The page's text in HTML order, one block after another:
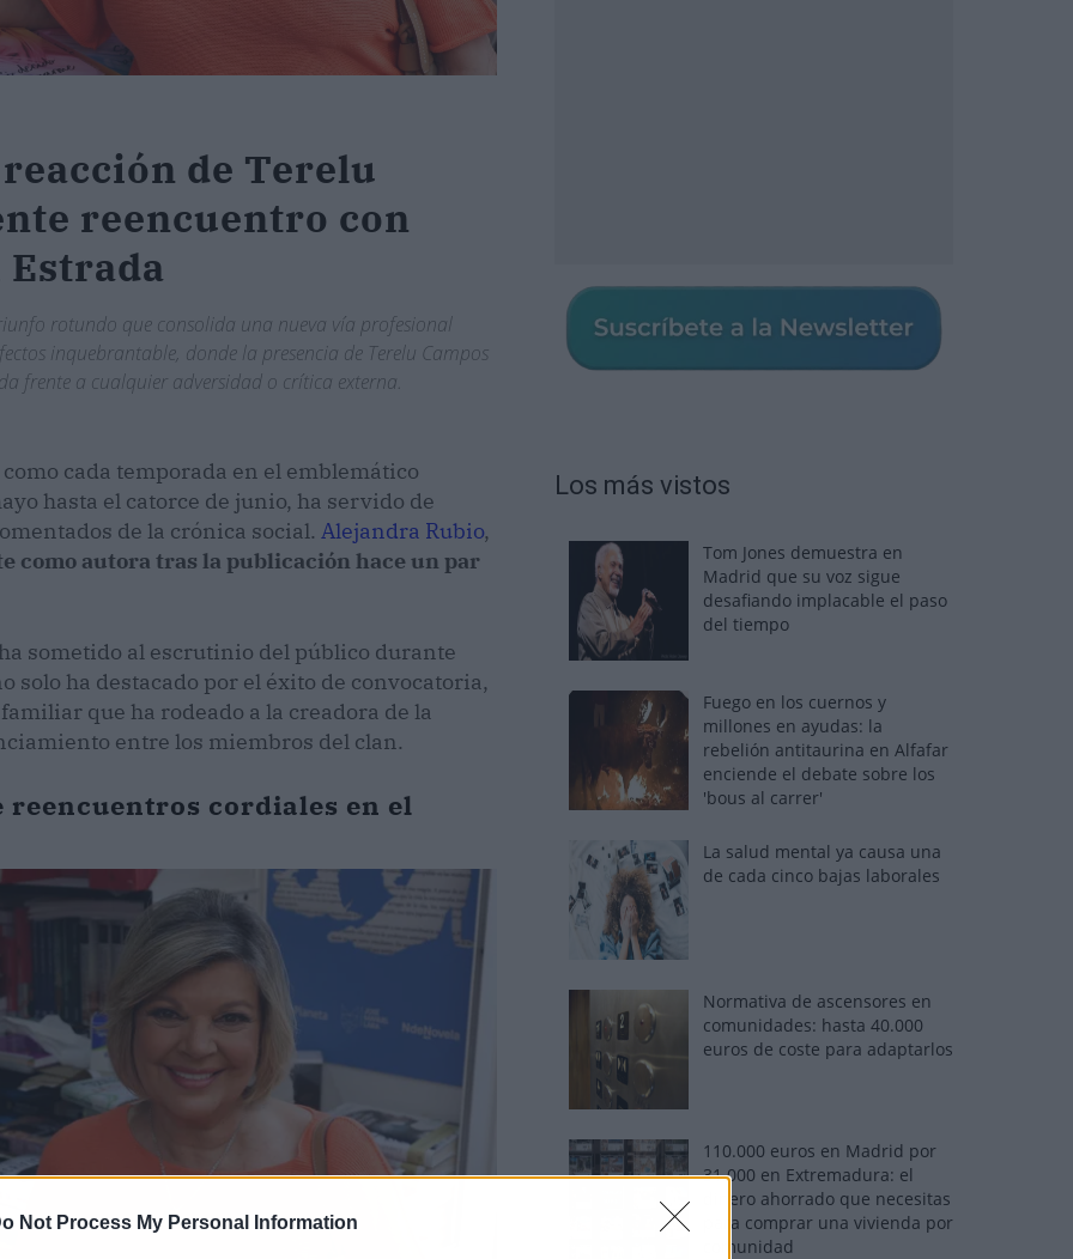
Not Process My Personal Information
de Terelu
reencuentro con
rotundo que consolida una nueva vía profesional
inquebrantable, donde la presencia de Terelu Campos
frente a cualquier adversidad o crítica externa.
cada temporada en el emblemático
hasta el catorce de junio, ha servido de
de la crónica social. Alejandra Rubio,
como autora tras la publicación hace un par
sometido al escrutinio del público durante
solo ha destacado por el éxito de convocatoria,
que ha rodeado a la creadora de la
entre los miembros del clan.
reencuentros cordiales en el
Los más vistos
Tom Jones demuestra en
Madrid que su voz sigue
desafiando implacable el paso
del tiempo
Fuego en los cuernos y
millones en ayudas: la
rebelión antitaurina en Alfafar
enciende el debate sobre los
'bous al carrer'
La salud mental ya causa una
de cada cinco bajas laborales
Normativa de ascensores en
comunidades: hasta 40.000
euros de coste para adaptarlos
110.000 euros en Madrid por
31.000 en Extremadura: el
dinero ahorrado que necesitas
para comprar una vivienda por
comunidad